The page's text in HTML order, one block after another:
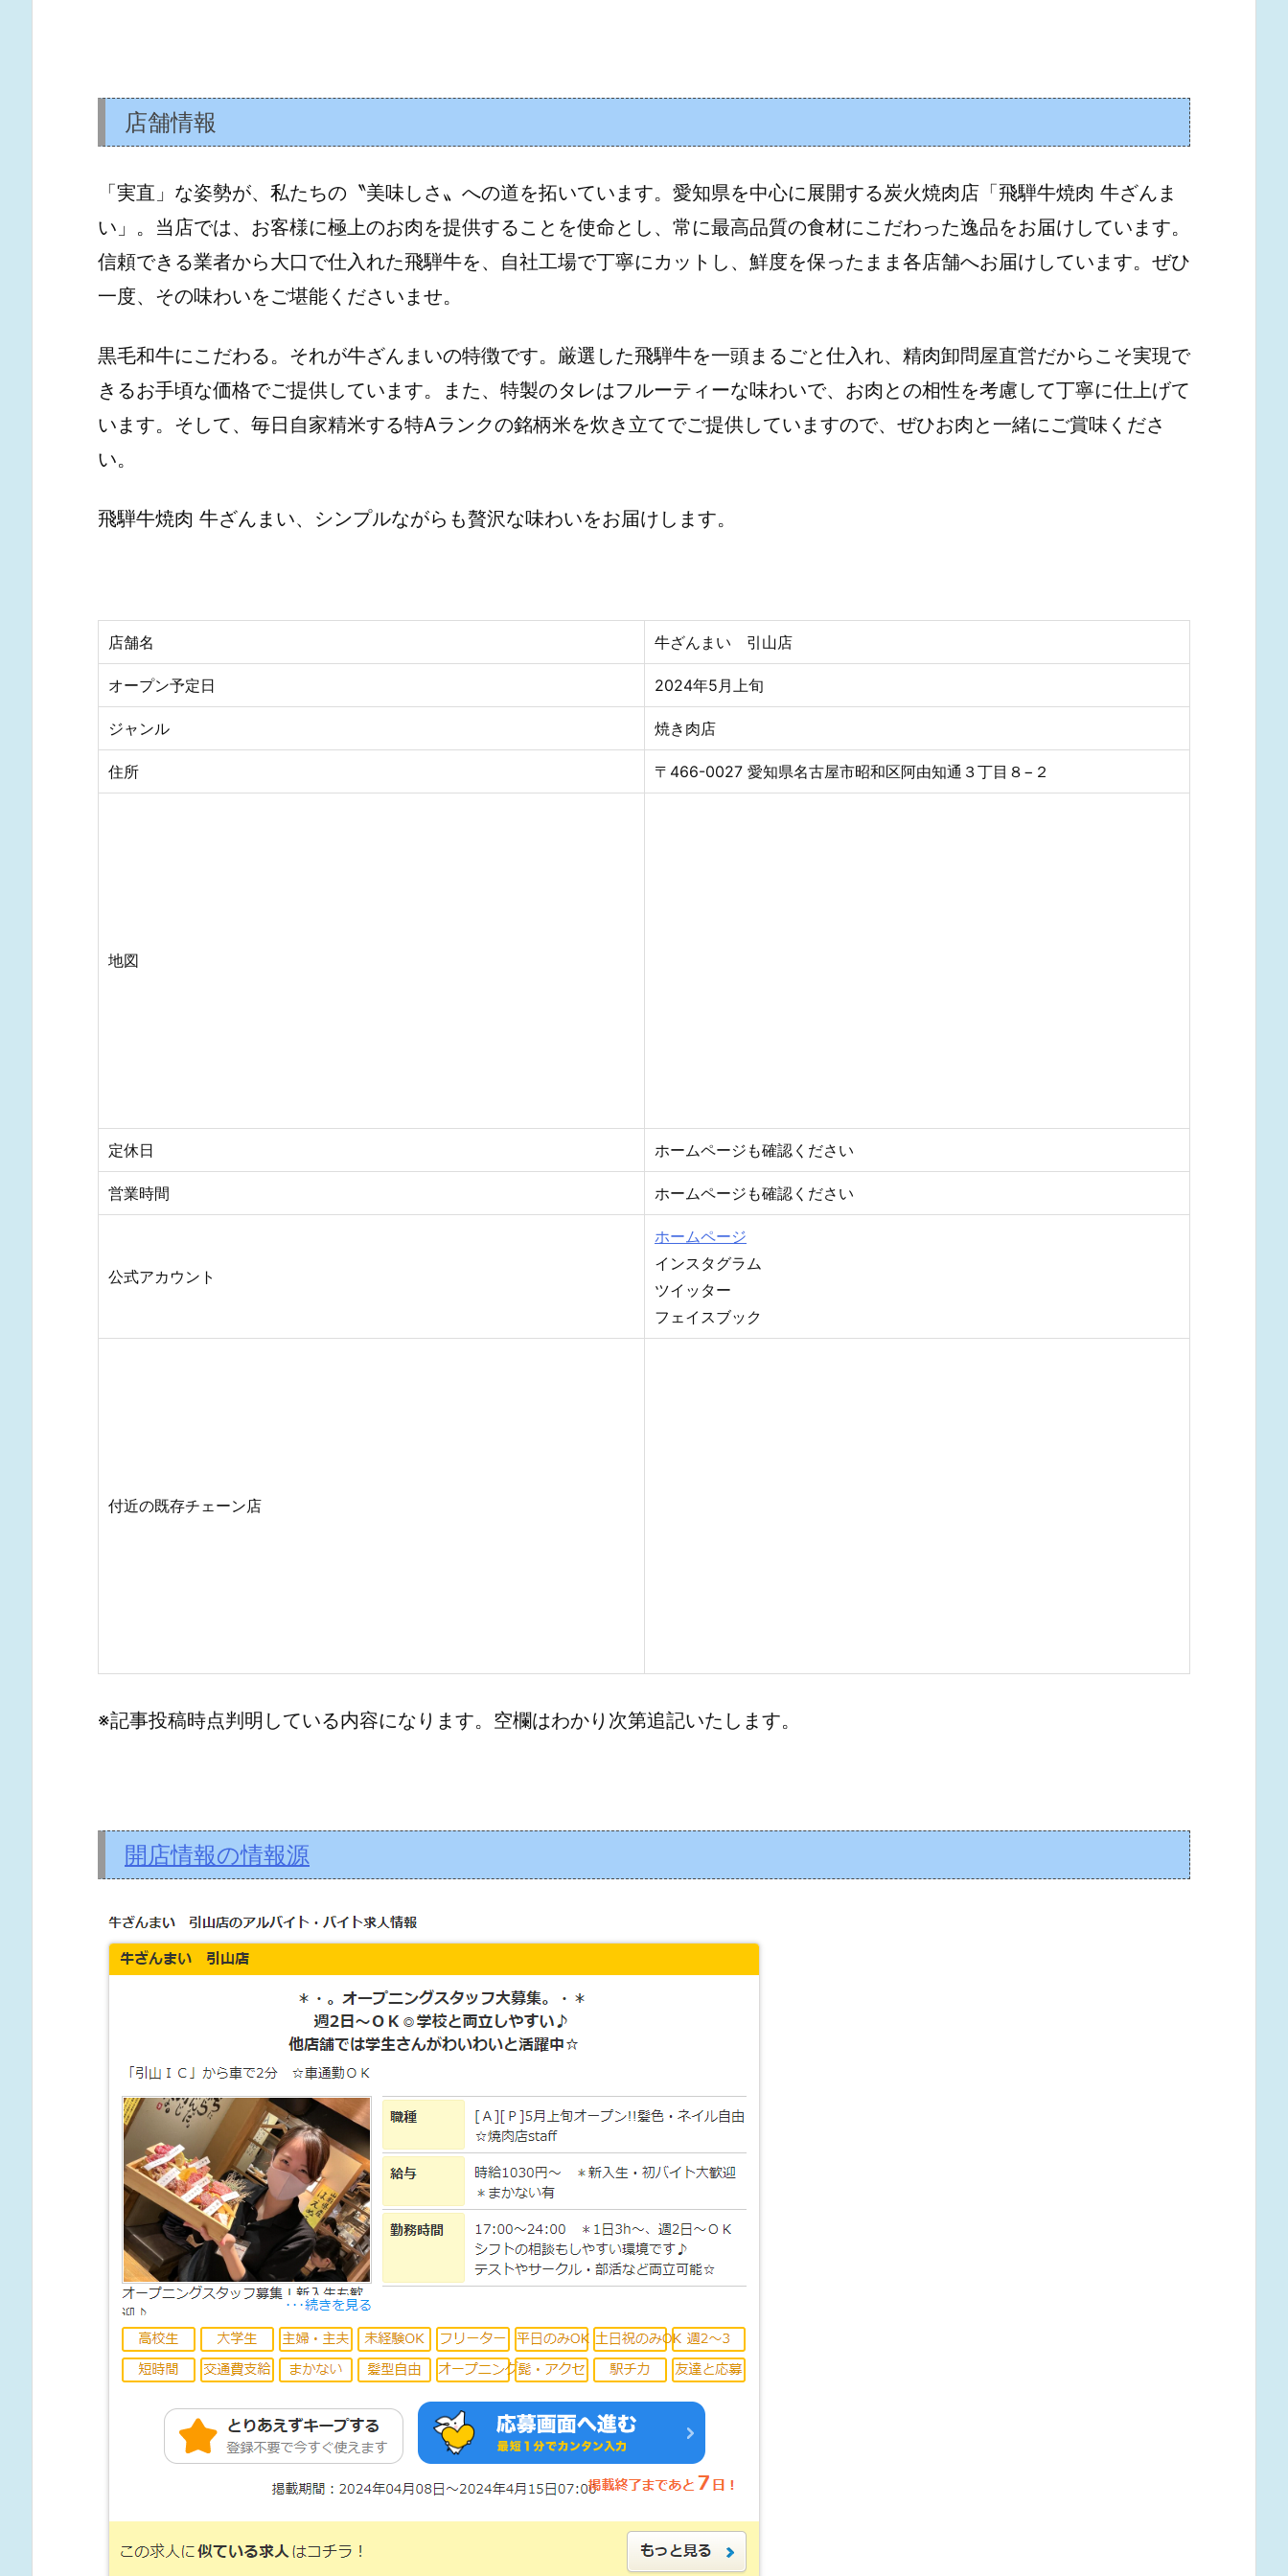
店舗情報
「実直」な姿勢が、私たちの〝美味しさ〟への道を拓いています。愛知県を中心に展開する炭火焼肉店「飛騨牛焼肉 牛ざんま
い」。当店では、お客様に極上のお肉を提供することを使命とし、常に最高品質の食材にこだわった逸品をお届けしています。
信頼できる業者から大口で仕入れた飛騨牛を、自社工場で丁寧にカットし、鮮度を保ったまま各店舗へお届けしています。ぜひ
一度、その味わいをご堪能くださいませ。
黒毛和牛にこだわる。それが牛ざんまいの特徴です。厳選した飛騨牛を一頭まるごと仕入れ、精肉卸問屋直営だからこそ実現で
きるお手頃な価格でご提供しています。また、特製のタレはフルーティーな味わいで、お肉との相性を考慮して丁寧に仕上げて
います。そして、毎日自家精米する特Aランクの銘柄米を炊き立てでご提供していますので、ぜひお肉と一緒にご賞味くださ
い。
飛騨牛焼肉 牛ざんまい、シンプルながらも贅沢な味わいをお届けします。
店舗名 牛ざんまい 引山店
オープン予定日 2024年5月上旬
ジャンル 焼き肉店
住所 〒466-0027 愛知県名古屋市昭和区阿由知通３丁目８−２
地図
定休日 ホームページも確認ください
営業時間 ホームページも確認ください
公式アカウント
ホームページ
インスタグラム
ツイッター
フェイスブック
付近の既存チェーン店
※記事投稿時点判明している内容になります。空欄はわかり次第追記いたします。
開店情報の情報源